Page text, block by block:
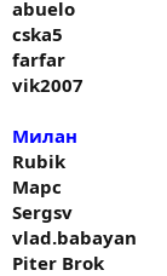
abuelo
cska5
farfar
vik2007
Милан
Rubik
Марс
Sergsv
vlad.babayan
Piter Brok